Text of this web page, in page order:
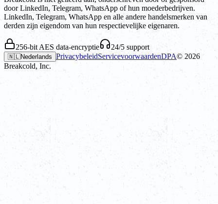
door LinkedIn, Telegram, WhatsApp of hun moederbedrijven.
LinkedIn, Telegram, WhatsApp en alle andere handelsmerken van
derden zijn eigendom van hun respectievelijke eigenaren.
256-bit AES data-encryptie 24/5 support
🇳🇱Nederlands PrivacybeleidServicevoorwaardenDPA© 2026
Breakcold, Inc.